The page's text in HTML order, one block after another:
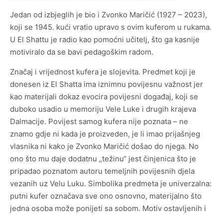
Memorijalna muzejska zbirka „Oliver Dragojević“
Međunarodna poklon zbirka crteža, grafike i male
skulpture
Zbirka mozaika
Zbirka moderne i suvremene umjetnosti
Arheološka zbirka „Vela spila“
Zbirka crteža iz donacije Sudac
Zbirka drvenih maketa brodova Nedjeljka Gugića
Kotarca
Jedan od izbjeglih je bio i Zvonko Maričić (1927 – 2023),
koji se 1945. kući vratio upravo s ovim kuferom u rukama.
U El Shattu je radio kao pomoćni učitelj, što ga kasnije
motiviralo da se bavi pedagoškim radom.
Značaj i vrijednost kufera je slojevita. Predmet koji je
donesen iz El Shatta ima iznimnu povijesnu važnost jer
kao materijali dokaz evocira povijesni događaj, koji se
duboko usadio u memoriju Vele Luke i drugih krajeva
Dalmacije. Povijest samog kufera nije poznata – ne
znamo gdje ni kada je proizveden, je li imao prijašnjeg
vlasnika ni kako je Zvonko Maričić došao do njega. No
ono što mu daje dodatnu „težinu“ jest činjenica što je
pripadao poznatom autoru temeljnih povijesnih djela
vezanih uz Velu Luku. Simbolika predmeta je univerzalna:
putni kufer označava sve ono osnovno, materijalno što
jedna osoba može ponijeti sa sobom. Motiv ostavljenih i